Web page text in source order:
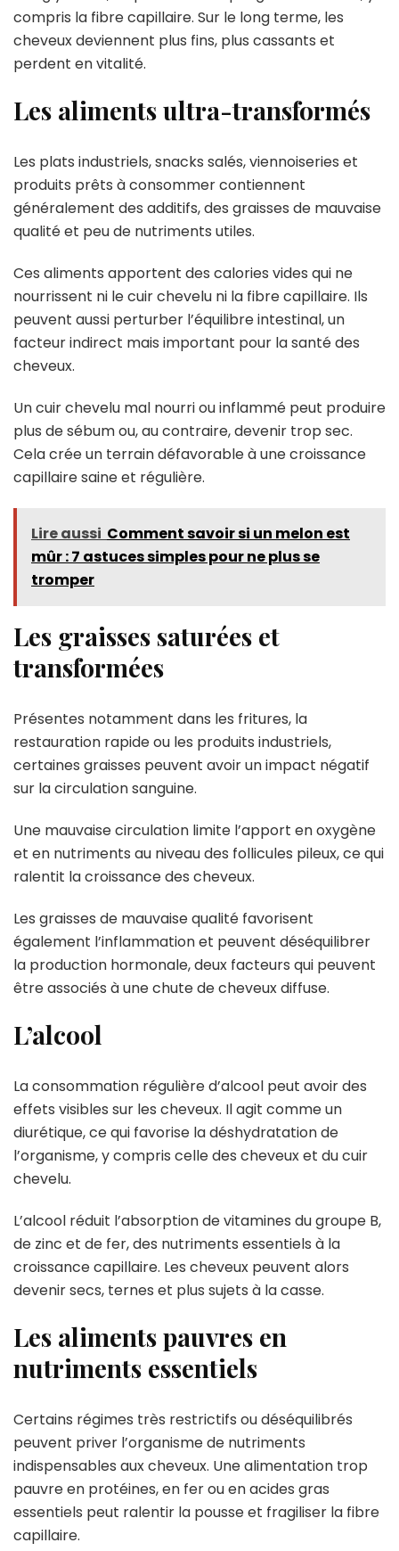
compris la fibre capillaire. Sur le long terme, les
cheveux deviennent plus fins, plus cassants et
perdent en vitalité.
Les aliments ultra-transformés
Les plats industriels, snacks salés, viennoiseries et
produits prêts à consommer contiennent
généralement des additifs, des graisses de mauvaise
qualité et peu de nutriments utiles.
Ces aliments apportent des calories vides qui ne
nourrissent ni le cuir chevelu ni la fibre capillaire. Ils
peuvent aussi perturber l’équilibre intestinal, un
facteur indirect mais important pour la santé des
cheveux.
Un cuir chevelu mal nourri ou inflammé peut produire
plus de sébum ou, au contraire, devenir trop sec.
Cela crée un terrain défavorable à une croissance
capillaire saine et régulière.
Lire aussi Comment savoir si un melon est
mûr : 7 astuces simples pour ne plus se
tromper
Les graisses saturées et
transformées
Présentes notamment dans les fritures, la
restauration rapide ou les produits industriels,
certaines graisses peuvent avoir un impact négatif
sur la circulation sanguine.
Une mauvaise circulation limite l’apport en oxygène
et en nutriments au niveau des follicules pileux, ce qui
ralentit la croissance des cheveux.
Les graisses de mauvaise qualité favorisent
également l’inflammation et peuvent déséquilibrer
la production hormonale, deux facteurs qui peuvent
être associés à une chute de cheveux diffuse.
L’alcool
La consommation régulière d’alcool peut avoir des
effets visibles sur les cheveux. Il agit comme un
diurétique, ce qui favorise la déshydratation de
l’organisme, y compris celle des cheveux et du cuir
chevelu.
L’alcool réduit l’absorption de vitamines du groupe B,
de zinc et de fer, des nutriments essentiels à la
croissance capillaire. Les cheveux peuvent alors
devenir secs, ternes et plus sujets à la casse.
Les aliments pauvres en
nutriments essentiels
Certains régimes très restrictifs ou déséquilibrés
peuvent priver l’organisme de nutriments
indispensables aux cheveux. Une alimentation trop
pauvre en protéines, en fer ou en acides gras
essentiels peut ralentir la pousse et fragiliser la fibre
capillaire.